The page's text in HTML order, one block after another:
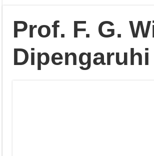
Prof. F. G.